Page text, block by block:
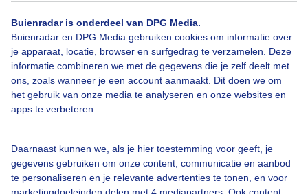
Buienradar is onderdeel van DPG Media.
Buienradar en DPG Media gebruiken cookies om informatie over
je apparaat, locatie, browser en surfgedrag te verzamelen. Deze
informatie combineren we met de gegevens die je zelf deelt met
ons, zoals wanneer je een account aanmaakt. Dit doen we om
het gebruik van onze media te analyseren en onze websites en
apps te verbeteren.
Daarnaast kunnen we, als je hier toestemming voor geeft, je
gegevens gebruiken om onze content, communicatie en aanbod
te personaliseren en je relevante advertenties te tonen, en voor
Een moment geduld aub...
Over Buienradar